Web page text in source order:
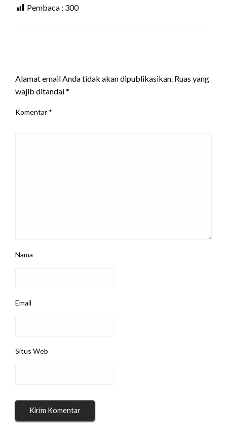
Pembaca : 300
Alamat email Anda tidak akan dipublikasikan. Ruas yang
wajib ditandai*
Komentar *
Nama
Email
Situs Web